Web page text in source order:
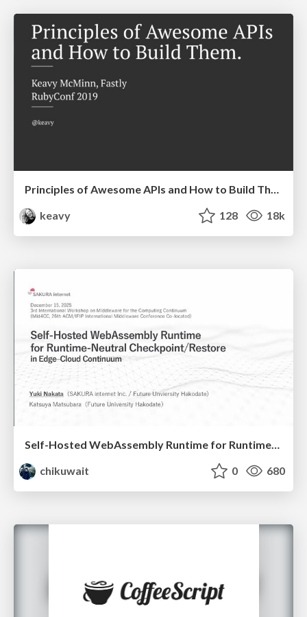
Principles of Awesome APIs and How to Build Them.
keavy
128 18k
Self-Hosted WebAssembly Runtime for Runtime-Neutral Checkpoint/Restore in Edge–Cloud Continuum
chikuwait
0 680